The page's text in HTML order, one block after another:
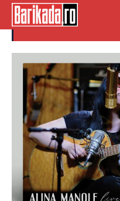
alina manole